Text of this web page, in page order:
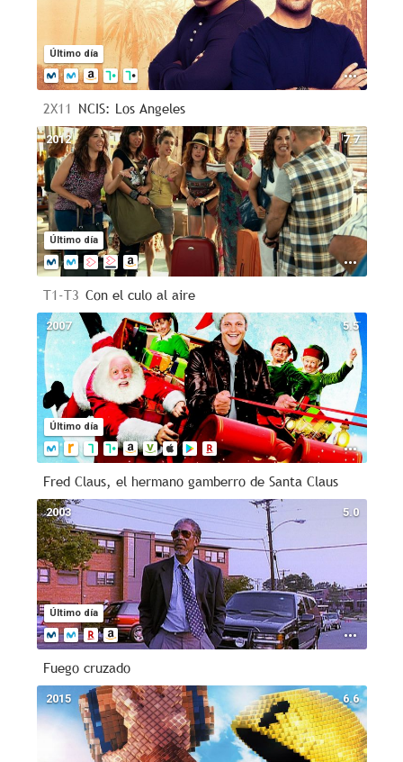
Último día
2X11 NCIS: Los Angeles
7.7
Último día
2012
T1-T3 Con el culo al aire
5.5
Último día
2007
Fred Claus, el hermano gamberro de Santa Claus
5.0
Último día
2003
Fuego cruzado
6.6
2015